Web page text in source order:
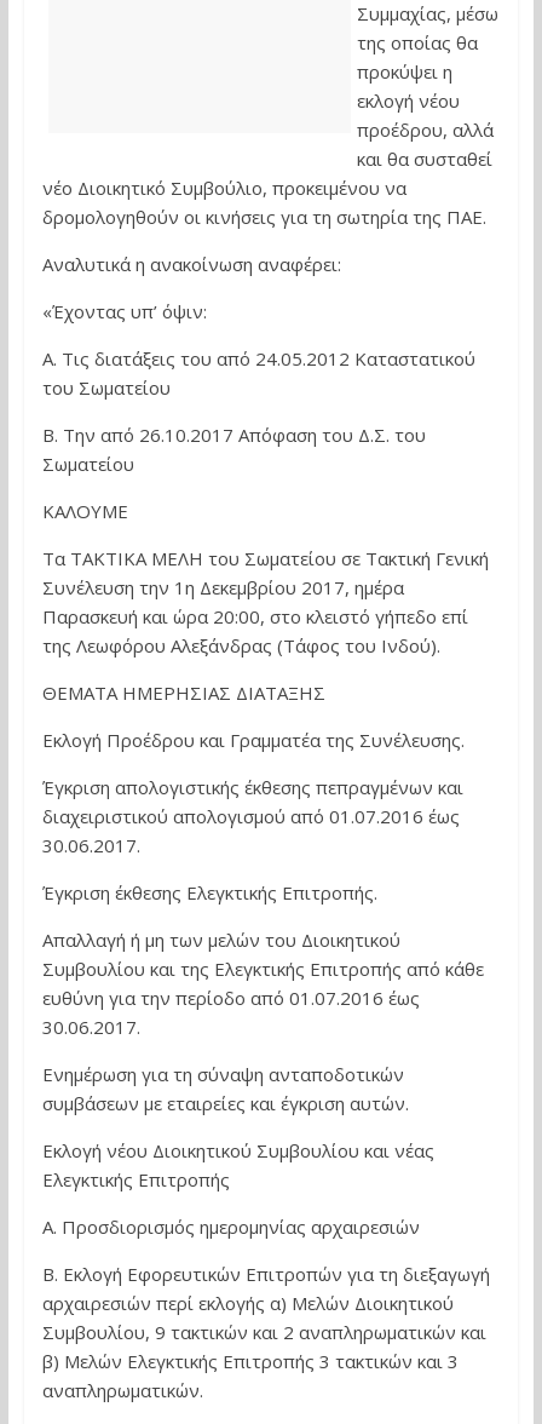
Συμμαχίας, μέσω
της οποίας θα
προκύψει η
εκλογή νέου
προέδρου, αλλά
και θα συσταθεί
νέο Διοικητικό Συμβούλιο, προκειμένου να
δρομολογηθούν οι κινήσεις για τη σωτηρία της ΠΑΕ.
Αναλυτικά η ανακοίνωση αναφέρει:
«Έχοντας υπ’ όψιν:
Α. Τις διατάξεις του από 24.05.2012 Καταστατικού
του Σωματείου
Β. Την από 26.10.2017 Απόφαση του Δ.Σ. του
Σωματείου
ΚΑΛΟΥΜΕ
Τα ΤΑΚΤΙΚΑ ΜΕΛΗ του Σωματείου σε Τακτική Γενική
Συνέλευση την 1η Δεκεμβρίου 2017, ημέρα
Παρασκευή και ώρα 20:00, στο κλειστό γήπεδο επί
της Λεωφόρου Αλεξάνδρας (Τάφος του Ινδού).
ΘΕΜΑΤΑ ΗΜΕΡΗΣΙΑΣ ΔΙΑΤΑΞΗΣ
Εκλογή Προέδρου και Γραμματέα της Συνέλευσης.
Έγκριση απολογιστικής έκθεσης πεπραγμένων και
διαχειριστικού απολογισμού από 01.07.2016 έως
30.06.2017.
Έγκριση έκθεσης Ελεγκτικής Επιτροπής.
Απαλλαγή ή μη των μελών του Διοικητικού
Συμβουλίου και της Ελεγκτικής Επιτροπής από κάθε
ευθύνη για την περίοδο από 01.07.2016 έως
30.06.2017.
Ενημέρωση για τη σύναψη ανταποδοτικών
συμβάσεων με εταιρείες και έγκριση αυτών.
Εκλογή νέου Διοικητικού Συμβουλίου και νέας
Ελεγκτικής Επιτροπής
Α. Προσδιορισμός ημερομηνίας αρχαιρεσιών
Β. Εκλογή Εφορευτικών Επιτροπών για τη διεξαγωγή
αρχαιρεσιών περί εκλογής α) Μελών Διοικητικού
Συμβουλίου, 9 τακτικών και 2 αναπληρωματικών και
β) Μελών Ελεγκτικής Επιτροπής 3 τακτικών και 3
αναπληρωματικών.